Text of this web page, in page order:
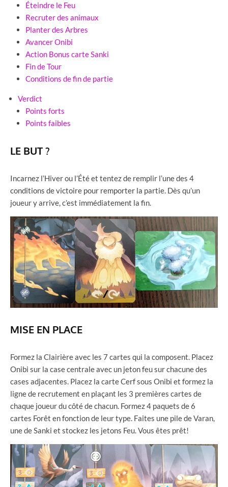
Éteindre le Feu
Recruter des animaux
Planter des Arbres
Avancer Onibi
Action Bonus carte Sanki
Fin de Tour
Conditions de fin de partie
Verdict
Points forts
Points faibles
LE BUT ?
Incarnez l’Hiver ou l’Été et tentez de remplir l’une des 4
conditions de victoire pour remporter la partie. Dès qu’un
joueur y arrive, c’est immédiatement la fin.
MISE EN PLACE
Formez la Clairière avec les 7 cartes qui la composent. Placez
Onibi sur la case centrale avec un jeton feu sur chacune des
cases adjacentes. Placez la carte Cerf sous Onibi et formez la
ligne de recrutement en plaçant les 3 premières cartes de
chaque joueur du côté de chacun. Formez 4 paquets de 6
cartes Forêt en fonction de leur type. Faites une pile de Varan,
une de Sanki et stockez les jetons Feu. Vous êtes prêt!